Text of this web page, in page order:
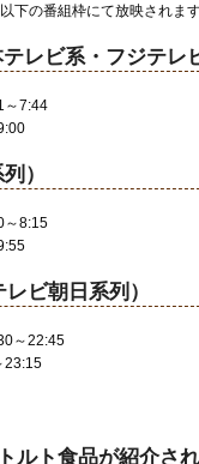
下の番組枠にて放映されます
レビ系・フジテレ
～7:44
）
～8:15
ビ朝日系列）
～22:45
23:15
ルト食品が紹介され